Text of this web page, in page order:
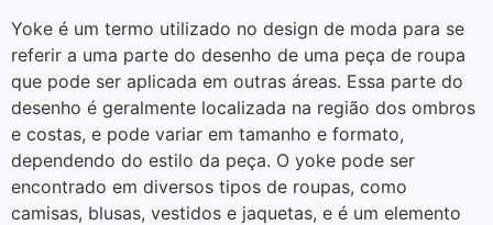
Yoke é um termo utilizado no design de moda para se
referir a uma parte do desenho de uma peça de roupa
que pode ser aplicada em outras áreas. Essa parte do
desenho é geralmente localizada na região dos ombros
e costas, e pode variar em tamanho e formato,
dependendo do estilo da peça. O yoke pode ser
encontrado em diversos tipos de roupas, como
camisas, blusas, vestidos e jaquetas, e é um elemento